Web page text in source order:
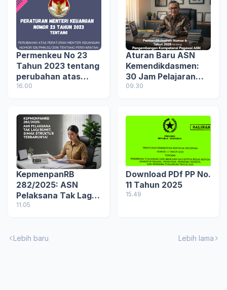
Permenkeu No 23
Tahun 2023 tentang
perubahan atas
Peraturan Menteri
tentang Persyaratan
dan Besar Manfaat
Tabungan Hari Tua
bagi Pegawai Negeri
Sipil
16.00
Aturan Baru ASN
Kemendikdasmen:
30 Jam Pelajaran
Wajib untuk PNS, 24
09.30
KepmenpanRB
282/2025: ASN
Pelaksana Tak Lagi
Rumit, Simak
11.05
Download PDf PP No.
11 Tahun 2025
15.49
Lebih baru Lebih lama